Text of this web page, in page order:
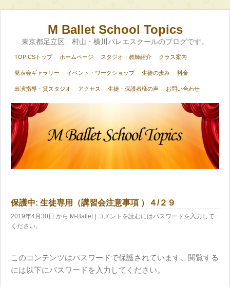
M Ballet School Topics
東京都足立区 村山・横川バレエスクールのブログです。
TOPICSトップ ホームページ スタジオ・教師紹介 クラス案内
発表会ギャラリー イベント・ワークショップ 生徒の歩み 料金
出演指導・貸スタジオ アクセス 生徒・保護者様の声 お問い合わせ
保護中: 生徒専用（講習会注意事項 ）４/２９
2019年4月30日 から M-Ballet| コメントを読むにはパスワードを入力して
ください。
このコンテンツはパスワードで保護されています。閲覧する
には以下にパスワードを入力してください。